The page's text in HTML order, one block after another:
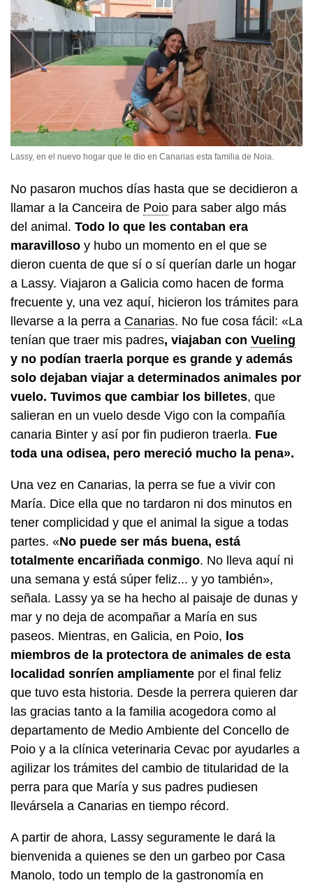
Lassy, en el nuevo hogar que le dio en Canarias esta familia de Noia.
No pasaron muchos días hasta que se decidieron a
llamar a la Canceira de Poio para saber algo más
del animal. Todo lo que les contaban era
maravilloso y hubo un momento en el que se
dieron cuenta de que sí o sí querían darle un hogar
a Lassy. Viajaron a Galicia como hacen de forma
frecuente y, una vez aquí, hicieron los trámites para
llevarse a la perra a Canarias. No fue cosa fácil: «La
tenían que traer mis padres, viajaban con Vueling
y no podían traerla porque es grande y además
solo dejaban viajar a determinados animales por
vuelo. Tuvimos que cambiar los billetes, que
salieran en un vuelo desde Vigo con la compañía
canaria Binter y así por fin pudieron traerla. Fue
toda una odisea, pero mereció mucho la pena».
Una vez en Canarias, la perra se fue a vivir con
María. Dice ella que no tardaron ni dos minutos en
tener complicidad y que el animal la sigue a todas
partes. «No puede ser más buena, está
totalmente encariñada conmigo. No lleva aquí ni
una semana y está súper feliz... y yo también»,
señala. Lassy ya se ha hecho al paisaje de dunas y
mar y no deja de acompañar a María en sus
paseos. Mientras, en Galicia, en Poio, los
miembros de la protectora de animales de esta
localidad sonríen ampliamente por el final feliz
que tuvo esta historia. Desde la perrera quieren dar
las gracias tanto a la familia acogedora como al
departamento de Medio Ambiente del Concello de
Poio y a la clínica veterinaria Cevac por ayudarles a
agilizar los trámites del cambio de titularidad de la
perra para que María y sus padres pudiesen
llevársela a Canarias en tiempo récord.
A partir de ahora, Lassy seguramente le dará la
bienvenida a quienes se den un garbeo por Casa
Manolo, todo un templo de la gastronomía en